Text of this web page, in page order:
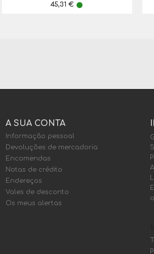
Preço
45,31 € lens
A SUA CONTA
Informação pessoal
Devoluções de mercadoria
Encomendas
Notas de crédito
Endereços
Vales de desconto
Os meus alertas